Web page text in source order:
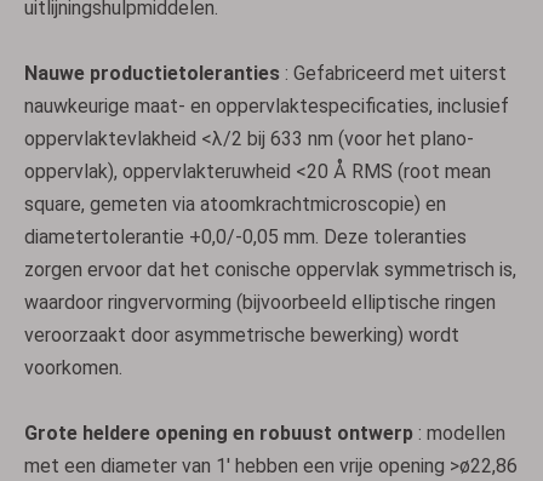
uitlijningshulpmiddelen.
Nauwe productietoleranties : Gefabriceerd met uiterst
nauwkeurige maat- en oppervlaktespecificaties, inclusief
oppervlaktevlakheid <λ/2 bij 633 nm (voor het plano-
oppervlak), oppervlakteruwheid <20 Å RMS (root mean
square, gemeten via atoomkrachtmicroscopie) en
diametertolerantie +0,0/-0,05 mm. Deze toleranties
zorgen ervoor dat het conische oppervlak symmetrisch is,
waardoor ringvervorming (bijvoorbeeld elliptische ringen
veroorzaakt door asymmetrische bewerking) wordt
voorkomen.
Grote heldere opening en robuust ontwerp : modellen
met een diameter van 1' hebben een vrije opening >ø22,86